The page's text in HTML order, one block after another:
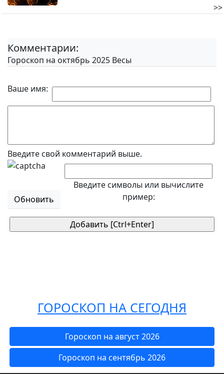
>>
Комментарии:
Гороскоп на октябрь 2025 Весы
Ваше имя:
Введите свой комментарий выше.
Обновить
Введите символы или вычислите
пример:
ГОРОСКОП НА СЕГОДНЯ
Гороскоп на август 2026
Гороскоп на сентябрь 2026